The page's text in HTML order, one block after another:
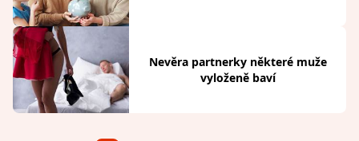
Nevěra partnerky některé muže
vyloženě baví